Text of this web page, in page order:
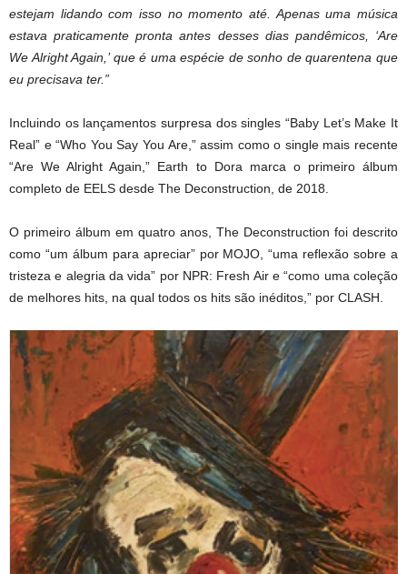
estejam lidando com isso no momento até. Apenas uma música
estava praticamente pronta antes desses dias pandêmicos, ‘Are
We Alright Again,’ que é uma espécie de sonho de quarentena que
eu precisava ter.”
Incluindo os lançamentos surpresa dos singles “Baby Let’s Make It
Real” e “Who You Say You Are,” assim como o single mais recente
“Are We Alright Again,” Earth to Dora marca o primeiro álbum
completo de EELS desde The Deconstruction, de 2018.
O primeiro álbum em quatro anos, The Deconstruction foi descrito
como “um álbum para apreciar” por MOJO, “uma reflexão sobre a
tristeza e alegria da vida” por NPR: Fresh Air e “como uma coleção
de melhores hits, na qual todos os hits são inéditos,” por CLASH.